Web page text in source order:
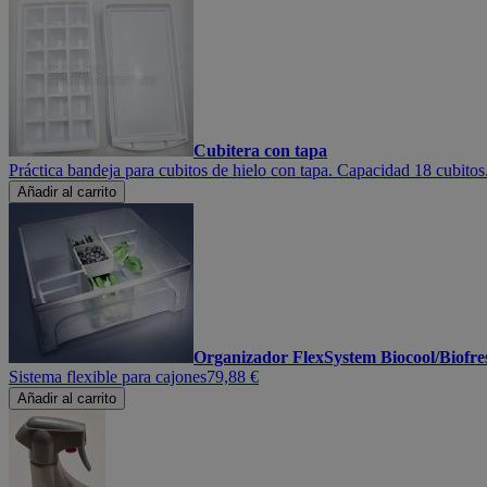
Cubitera con tapa
Práctica bandeja para cubitos de hielo con tapa. Capacidad 18 cubitos.
Añadir al carrito
Organizador FlexSystem Biocool/
Sistema flexible para cajones79,88 €
Añadir al carrito